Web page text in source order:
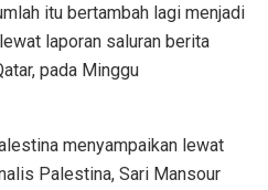
itu bertambah lagi menjadi
laporan saluran berita
pada Minggu
menyampaikan lewat
Palestina, Sari Mansour